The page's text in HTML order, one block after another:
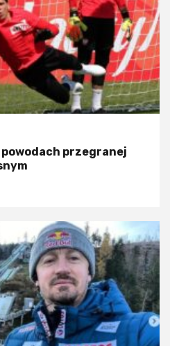
przegranej